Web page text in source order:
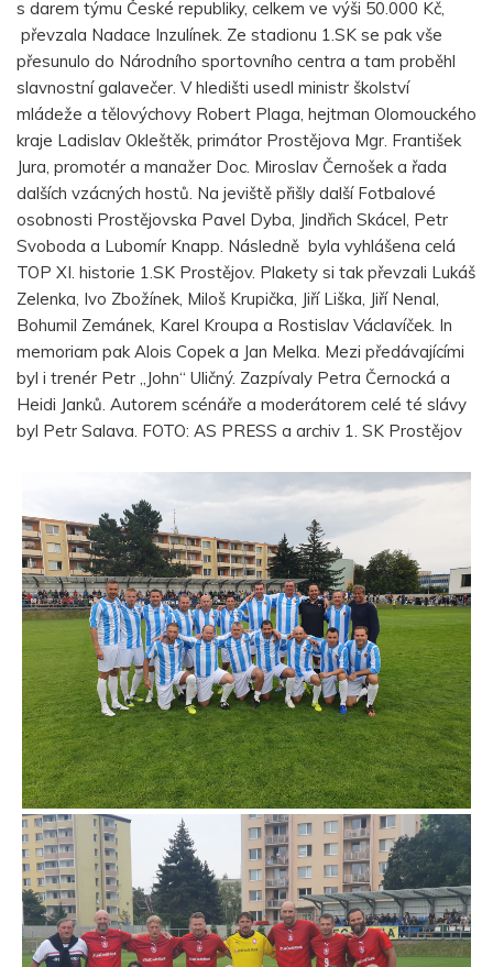
s darem týmu České republiky, celkem ve výši 50.000 Kč,
převzala Nadace Inzulínek. Ze stadionu 1.SK se pak vše
přesunulo do Národního sportovního centra a tam proběhl
slavnostní galavečer. V hledišti usedl ministr školství
mládeže a tělovýchovy Robert Plaga, hejtman Olomouckého
kraje Ladislav Okleštěk, primátor Prostějova Mgr. František
Jura, promotér a manažer Doc. Miroslav Černošek a řada
dalších vzácných hostů. Na jeviště přišly další Fotbalové
osobnosti Prostějovska Pavel Dyba, Jindřich Skácel, Petr
Svoboda a Lubomír Knapp. Následně byla vyhlášena celá
TOP XI. historie 1.SK Prostějov. Plakety si tak převzali Lukáš
Zelenka, Ivo Zbožínek, Miloš Krupička, Jiří Liška, Jiří Nenal,
Bohumil Zemánek, Karel Kroupa a Rostislav Václavíček. In
memoriam pak Alois Copek a Jan Melka. Mezi předávajícími
byl i trenér Petr „John“ Uličný. Zazpívaly Petra Černocká a
Heidi Janků. Autorem scénáře a moderátorem celé té slávy
byl Petr Salava. FOTO: AS PRESS a archiv 1. SK Prostějov